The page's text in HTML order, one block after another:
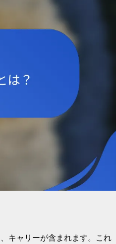
キャリーが含まれます。これ